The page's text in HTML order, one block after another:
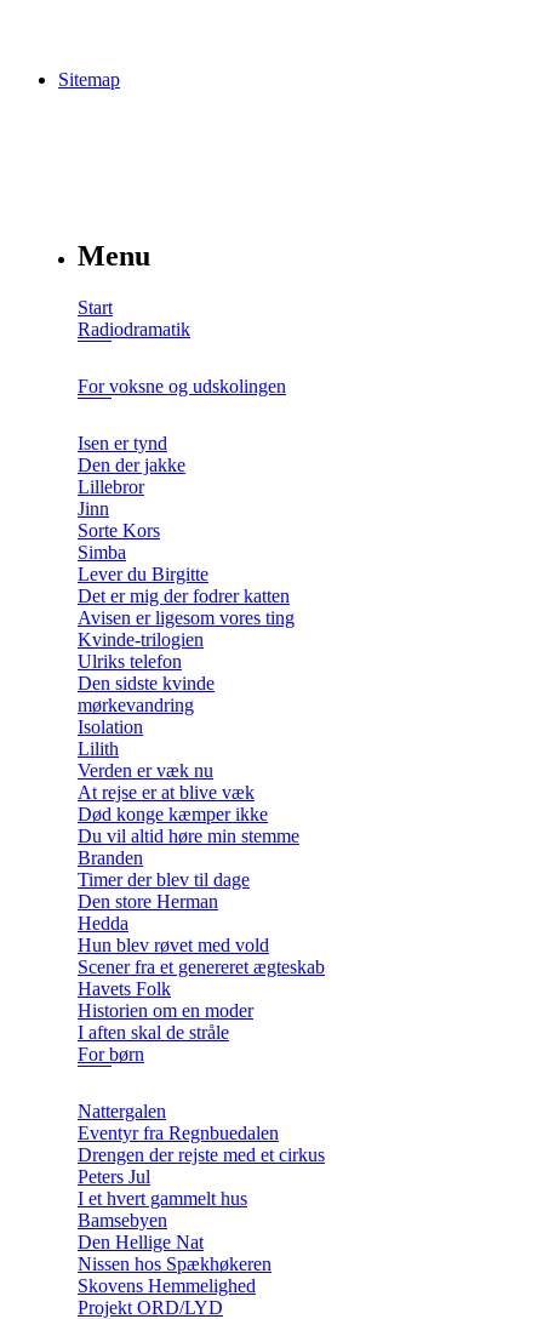
Sitemap
Menu
Start
Radiodramatik
For voksne og udskolingen
Isen er tynd
Den der jakke
Lillebror
Jinn
Sorte Kors
Simba
Lever du Birgitte
Det er mig der fodrer katten
Avisen er ligesom vores ting
Kvinde-trilogien
Ulriks telefon
Den sidste kvinde
mørkevandring
Isolation
Lilith
Verden er væk nu
At rejse er at blive væk
Død konge kæmper ikke
Du vil altid høre min stemme
Branden
Timer der blev til dage
Den store Herman
Hedda
Hun blev røvet med vold
Scener fra et genereret ægteskab
Havets Folk
Historien om en moder
I aften skal de stråle
For børn
Nattergalen
Eventyr fra Regnbuedalen
Drengen der rejste med et cirkus
Peters Jul
I et hvert gammelt hus
Bamsebyen
Den Hellige Nat
Nissen hos Spækhøkeren
Skovens Hemmelighed
Projekt ORD/LYD